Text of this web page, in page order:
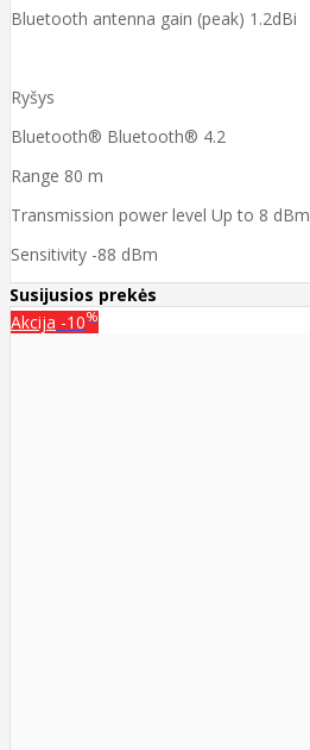
Bluetooth antenna gain (peak) 1.2dBi
Ryšys
Bluetooth® Bluetooth® 4.2
Range 80 m
Transmission power level Up to 8 dBm
Sensitivity -88 dBm
Susijusios prekės
Akcija -10%